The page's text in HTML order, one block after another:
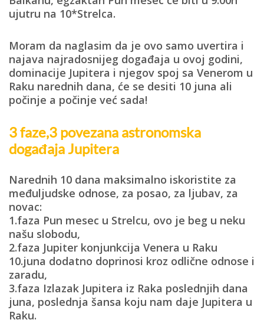
ujutru na 10*Strelca.
Moram da naglasim da je ovo samo uvertira i
najava najradosnijeg događaja u ovoj godini,
dominacije Jupitera i njegov spoj sa Venerom u
Raku narednih dana, će se desiti 10 juna ali
počinje a počinje već sada!
3 faze,3 povezana astronomska
događaja Jupitera
Narednih 10 dana maksimalno iskoristite za
međuljudske odnose, za posao, za ljubav, za
novac:
1.faza Pun mesec u Strelcu, ovo je beg u neku
našu slobodu,
2.faza Jupiter konjunkcija Venera u Raku
10.juna dodatno doprinosi kroz odlične odnose i
zaradu,
3.faza Izlazak Jupitera iz Raka poslednjih dana
juna, poslednja šansa koju nam daje Jupitera u
Raku.